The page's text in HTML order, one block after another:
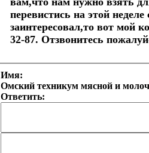
перевистись на этой
заинтересовал,то вот мой
32-87. Отзвонитесь
Имя:
Омский техникум мясной и
Ответить: